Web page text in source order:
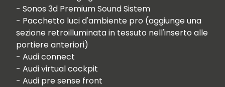
- Sonos 3d Premium Sound Sistem
- Pacchetto luci d'ambiente pro (aggiunge una
sezione retroilluminata in tessuto nell'inserto alle
portiere anteriori)
- Audi connect
- Audi virtual cockpit
- Audi pre sense front